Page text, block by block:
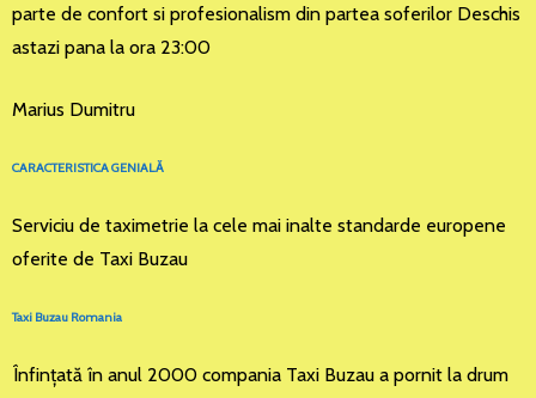
parte de confort si profesionalism din partea soferilor Deschis
astazi pana la ora 23:00
Marius Dumitru
CARACTERISTICA GENIALĂ
Serviciu de taximetrie la cele mai inalte standarde europene
oferite de Taxi Buzau
Taxi Buzau Romania
Înfinţată în anul 2000 compania Taxi Buzau a pornit la drum